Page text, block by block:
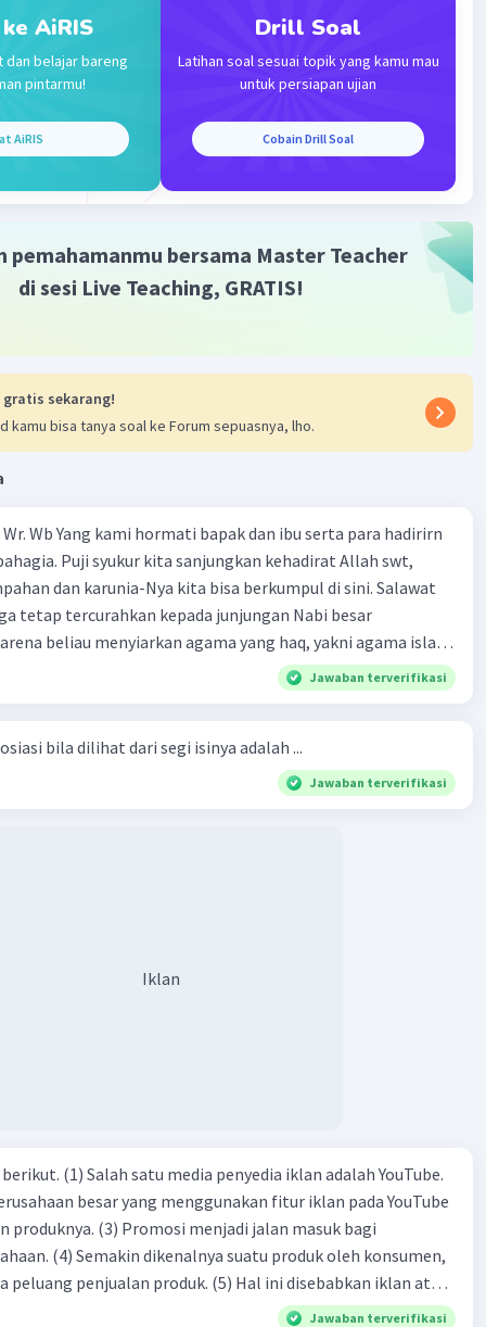
ciri karya ilmiah karena fakta pribadi tidak dapat
secara umum dan tidak objektif.
Iklan
AiRIS
dan belajar bareng
pintarmu!
AiRIS
Drill Soal
Latihan soal sesuai topik yang kamu mau
untuk persiapan ujian
Cobain Drill Soal
pemahamanmu bersama Master Teacher
di sesi Live Teaching, GRATIS!
gratis sekarang!
kamu bisa tanya soal ke Forum sepuasnya, lho.
Wb Yang kami hormati bapak dan ibu serta para hadirirn
Puji syukur kita sanjungkan kehadirat Allah swt,
dan karunia-Nya kita bisa berkumpul di sini. Salawat
tetap tercurahkan kepada junjungan Nabi besar
beliau menyiarkan agama yang haq, yakni agama islam,
oleh Allah swt. Semoga kita sekalian termasuk ke dalam
Amin ya rabbal alamin. Hadirin sekalian yang
sanak saudara, bahkan juga di masyarakat luas. Karena
maka terjalinlah di antara kita saling tolong-menolong,
Jawaban terverifikasi
bila dilihat dari segi isinya adalah ...
Jawaban terverifikasi
Iklan
iklan adalah YouTube.
besar yang menggunakan fitur iklan pada YouTube
menjadi jalan masuk bagi
oleh konsumen,
produk. (5) Hal ini disebabkan iklan atau
cara untuk mengenalkan produk perusahaan kepada
Jawaban terverifikasi